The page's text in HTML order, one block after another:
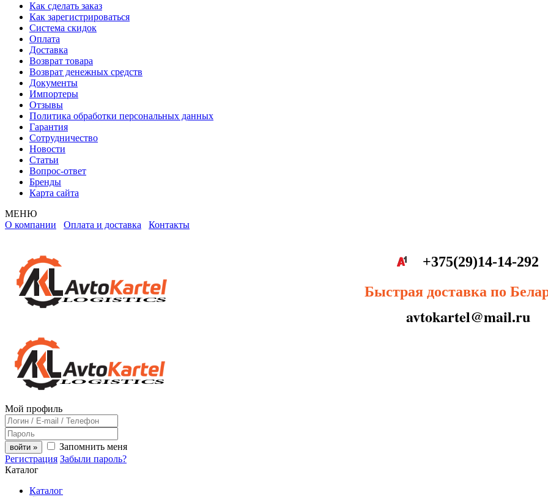
Как сделать заказ
Как зарегистрироваться
Система скидок
Оплата
Доставка
Возврат товара
Возврат денежных средств
Документы
Импортеры
Отзывы
Политика обработки персональных данных
Гарантия
Сотрудничество
Новости
Статьи
Вопрос-ответ
Бренды
Карта сайта
МЕНЮ
О компании
Оплата и доставка Контакты
+375(29)14-14-292
Быстрая доставка по
avtokartel@mail.ru
Мой профиль
войти »
Запомнить меня
Регистрация Забыли пароль?
Каталог
Каталог